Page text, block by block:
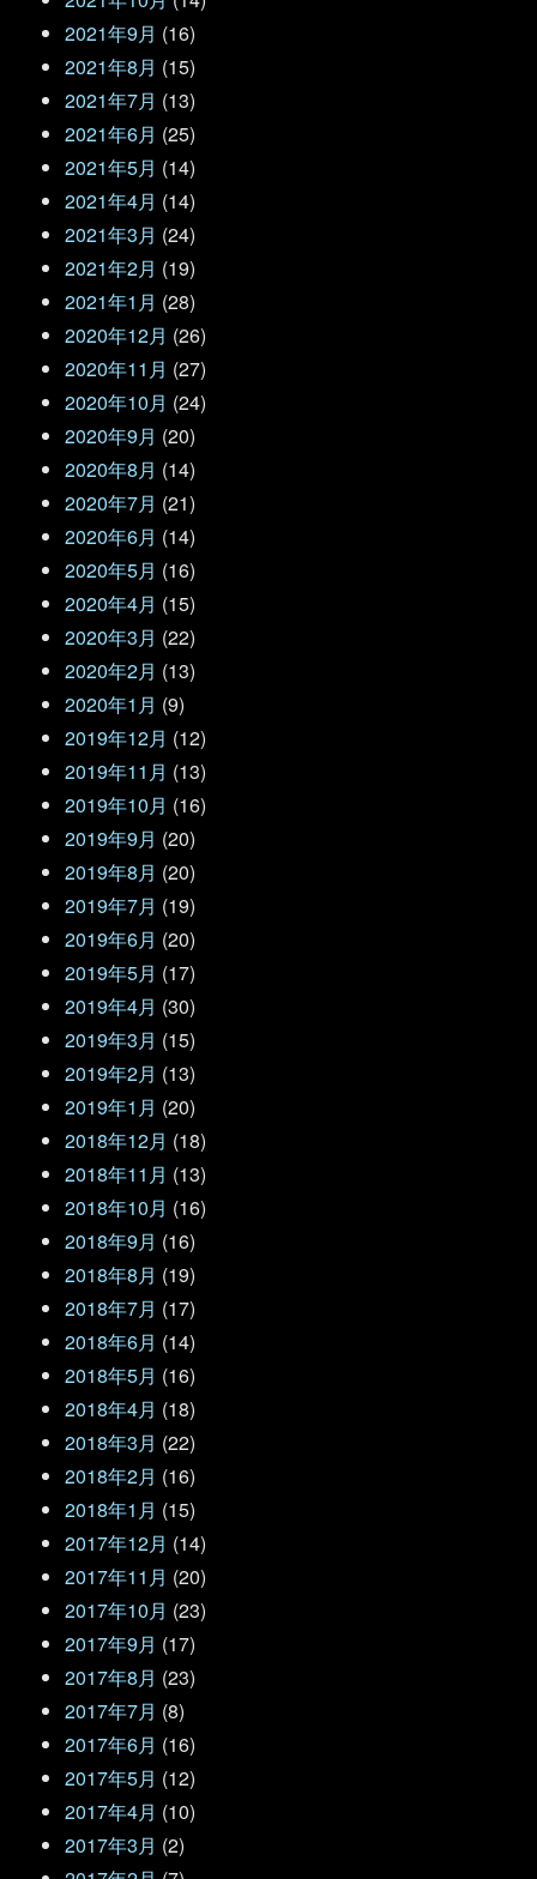
2021年9月 (16)
2021年8月 (15)
2021年7月 (13)
2021年6月 (25)
2021年5月 (14)
2021年4月 (14)
2021年3月 (24)
2021年2月 (19)
2021年1月 (28)
2020年12月 (26)
2020年11月 (27)
2020年10月 (24)
2020年9月 (20)
2020年8月 (14)
2020年7月 (21)
2020年6月 (14)
2020年5月 (16)
2020年4月 (15)
2020年3月 (22)
2020年2月 (13)
2020年1月 (9)
2019年12月 (12)
2019年11月 (13)
2019年10月 (16)
2019年9月 (20)
2019年8月 (20)
2019年7月 (19)
2019年6月 (20)
2019年5月 (17)
2019年4月 (30)
2019年3月 (15)
2019年2月 (13)
2019年1月 (20)
2018年12月 (18)
2018年11月 (13)
2018年10月 (16)
2018年9月 (16)
2018年8月 (19)
2018年7月 (17)
2018年6月 (14)
2018年5月 (16)
2018年4月 (18)
2018年3月 (22)
2018年2月 (16)
2018年1月 (15)
2017年12月 (14)
2017年11月 (20)
2017年10月 (23)
2017年9月 (17)
2017年8月 (23)
2017年7月 (8)
2017年6月 (16)
2017年5月 (12)
2017年4月 (10)
2017年3月 (2)